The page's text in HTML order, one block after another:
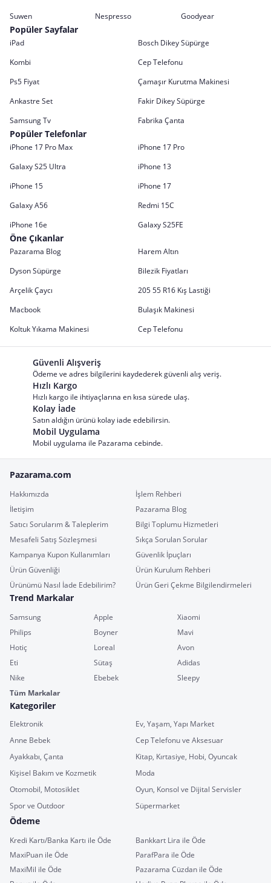
Suwen
Nespresso Goodyear
Popüler Sayfalar
iPad
Bosch Dikey Süpürge
Kombi
Cep Telefonu
Ps5 Fiyat
Çamaşır Kurutma Makinesi
Ankastre Set
Fakir Dikey Süpürge
Samsung Tv
Fabrika Çanta
Popüler Telefonlar
iPhone 17 Pro Max
iPhone 17 Pro
Galaxy S25 Ultra
iPhone 13
iPhone 15
iPhone 17
Galaxy A56
Redmi 15C
iPhone 16e
Galaxy S25FE
Öne Çıkanlar
Pazarama Blog
Harem Altın
Dyson Süpürge
Bilezik Fiyatları
Arçelik Çaycı
205 55 R16 Kış Lastiği
Macbook
Bulaşık Makinesi
Koltuk Yıkama Makinesi
Cep Telefonu
Güvenli Alışveriş
Ödeme ve adres bilgilerini kaydederek güvenli alış veriş.
Hızlı Kargo
Hızlı kargo ile ihtiyaçlarına en kısa sürede ulaş.
Kolay İade
Satın aldığın ürünü kolay iade edebilirsin.
Mobil Uygulama
Mobil uygulama ile Pazarama cebinde.
Pazarama.com
Hakkımızda
İşlem Rehberi
İletişim
Pazarama Blog
Satıcı Sorularım & Taleplerim
Bilgi Toplumu Hizmetleri
Mesafeli Satış Sözleşmesi
Sıkça Sorulan Sorular
Kampanya Kupon Kullanımları
Güvenlik İpuçları
Ürün Güvenliği
Ürün Kurulum Rehberi
Ürünümü Nasıl İade Edebilirim?
Ürün Geri Çekme Bilgilendirmeleri
Trend Markalar
Samsung Apple
Xiaomi
Philips
Boyner
Mavi
Hotiç
Loreal
Avon
Eti
Sütaş
Adidas
Nike
Ebebek
Sleepy
Tüm Markalar
Kategoriler
Elektronik
Ev, Yaşam, Yapı Market
Anne Bebek
Cep Telefonu ve Aksesuar
Ayakkabı, Çanta
Kitap, Kırtasiye, Hobi, Oyuncak
Kişisel Bakım ve Kozmetik
Moda
Otomobil, Motosiklet
Oyun, Konsol ve Dijital Servisler
Spor ve Outdoor
Süpermarket
Ödeme
Kredi Kartı/Banka Kartı ile Öde
Bankkart Lira ile Öde
MaxiPuan ile Öde
ParafPara ile Öde
MaxiMil ile Öde
Pazarama Cüzdan ile Öde